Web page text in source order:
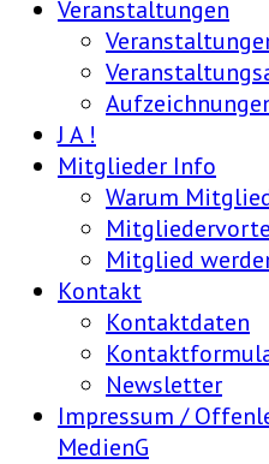
Veranstaltungen
J A !
Mitglieder Info
Warum
Mitglied
Kontakt
Kontaktdaten
Newsletter
Impressum /
MedienG